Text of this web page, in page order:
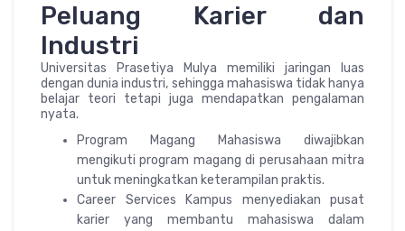
Peluang Karier dan
Industri
Universitas Prasetiya Mulya memiliki jaringan luas
dengan dunia industri, sehingga mahasiswa tidak hanya
belajar teori tetapi juga mendapatkan pengalaman
nyata.
Program Magang Mahasiswa diwajibkan
mengikuti program magang di perusahaan mitra
untuk meningkatkan keterampilan praktis.
Career Services Kampus menyediakan pusat
karier yang membantu mahasiswa dalam